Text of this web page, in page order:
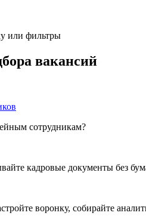
или фильтры
вакансий
сотрудникам?
кадровые документы без
воронку, собирайте